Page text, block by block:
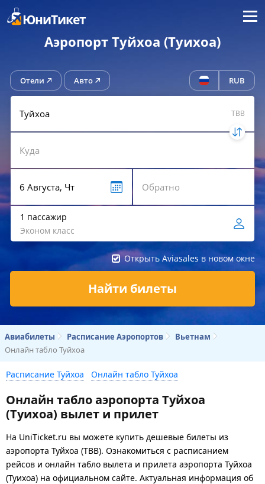
ЮниТикет Меню
Аэропорт Туйхоа (Туихоа)
Отели Авто RUB
TBB
1 пассажир
Эконом класс
Открыть Aviasales в новом окне
Найти билеты
Авиабилеты Расписание Аэропортов
Вьетнам
Онлайн табло Туйхоа
Расписание Туйхоа Онлайн табло Туйхоа
Онлайн табло аэропорта Туйхоа
(Туихоа) вылет и прилет
На UniTicket.ru вы можете купить дешевые билеты из
аэропорта Туйхоа (TBB). Ознакомиться с расписанием
рейсов и онлайн табло вылета и прилета аэропорта Туйхоа
(Туихоа) на официальном сайте. Актуальная информация об